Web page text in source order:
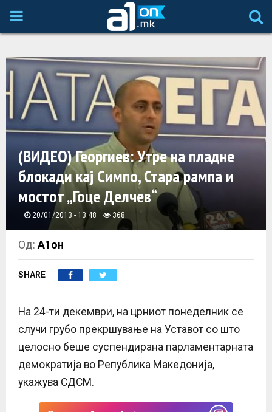
P
M
R
M
E
N
U
(ВИДЕО) Георгиев: Утре на пладне
блокади кај Симпо, Стара рампа и
мостот „Гоце Делчев“
20/01/2013 - 13:48 368
Од:А1он
SHARE
На 24-ти декември, на црниот понеделник се
случи грубо прекршување на Уставот со што
целосно беше суспендирана парламентарната
демократија во Република Македонија,
укажува СДСМ.